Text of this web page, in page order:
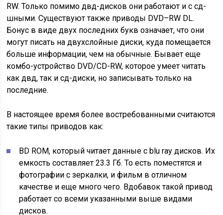
RW. Только помимо двд-дисков они работают и с сд-
шными. Существуют также приводы DVD–RW DL.
Бонус в виде двух последних букв означает, что они
могут писать на двухслойные диски, куда помещается
больше информации, чем на обычные. Бывает еще
комбо-устройство DVD/CD-RW, которое умеет читать
как двд, так и сд-диски, но записывать только на
последние.
В настоящее время более востребованными считаются
такие типы приводов как:
BD ROM, который читает данные с blu ray дисков. Их
емкость составляет 23.3 Гб. То есть поместятся и
фотографии с зеркалки, и фильм в отличном
качестве и еще много чего. Вдобавок такой привод
работает со всеми указанными выше видами
дисков.